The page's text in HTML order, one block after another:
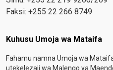
Faksi: +255 22 266 8749
Footer menu
Kuhusu Umoja wa Mataifa
Fahamu namna Umoja wa
utekelezaji wa Malengo ya